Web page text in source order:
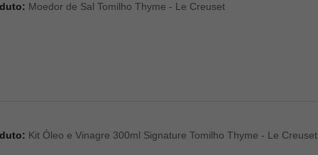
Moedor de Sal Tomilho Thyme - Le Creuset
Kit Óleo e Vinagre 300ml Signature Tomilho Thyme - Le Creuset